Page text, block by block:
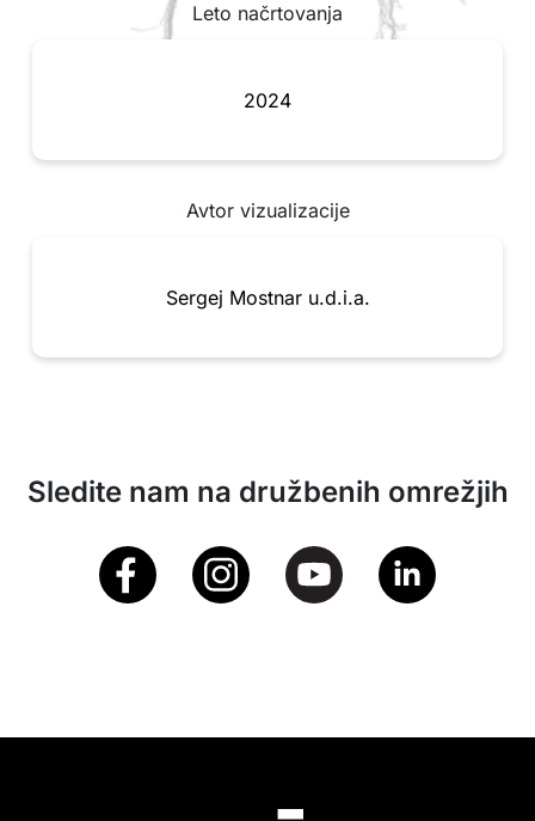
Leto načrtovanja
2024
Avtor vizualizacije
Sergej Mostnar u.d.i.a.
Sledite nam na družbenih omrežjih